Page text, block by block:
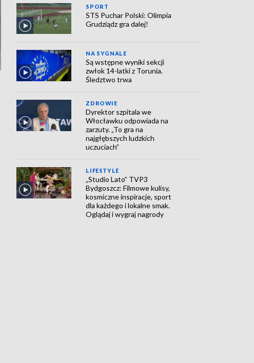
SPORT
STS Puchar Polski: Olimpia
Grudziądz gra dalej!
NA SYGNALE
Są wstępne wyniki sekcji
zwłok 14-latki z Torunia.
Śledztwo trwa
ZDROWIE
Dyrektor szpitala we
Włocławku odpowiada na
zarzuty. „To gra na
najgłębszych ludzkich
uczuciach”
LIFESTYLE
„Studio Lato” TVP3
Bydgoszcz: Filmowe kulisy,
kosmiczne inspiracje, sport
dla każdego i lokalne smak.
Oglądaj i wygraj nagrody